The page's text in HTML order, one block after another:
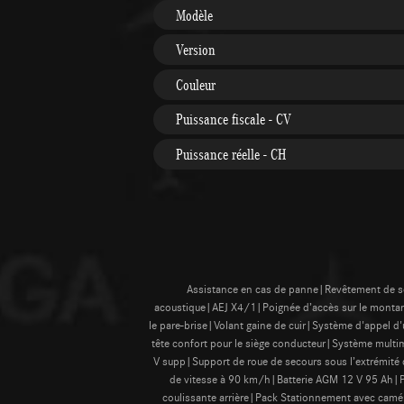
Modèle
Version
Couleur
Puissance fiscale - CV
Puissance réelle - CH
Assistance en cas de panne|Revêtement
acoustique|AEJ X4/1|Poignée d’accès sur le
le pare-brise|Volant gaine de cuir|Système d'appel
tête confort pour le siège conducteur|Système
V supp|Support de roue de secours sous
de vitesse à 90 km/h|Batterie AGM 12 V 95
coulissante arrière|Pack Stationnement avec